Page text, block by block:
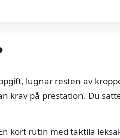
lugnar resten av
krav på prestation. Du
kort rutin med taktila